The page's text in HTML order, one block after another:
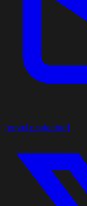
[email protected]